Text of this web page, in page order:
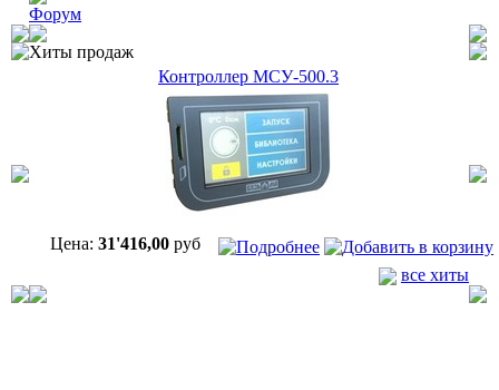
Форум
Хиты продаж
Контроллер МСУ-500.3
Цена: 31'416,00руб
все хиты